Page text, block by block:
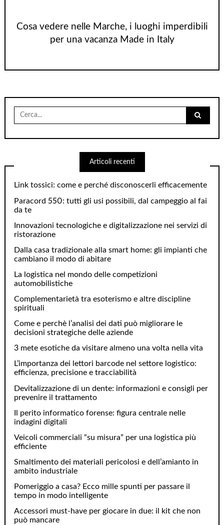
Cosa vedere nelle Marche, i luoghi imperdibili
per una vacanza Made in Italy
Cerca
per:
Articoli recenti
Link tossici: come e perché disconoscerli efficacemente
Paracord 550: tutti gli usi possibili, dal campeggio al fai
da te
Innovazioni tecnologiche e digitalizzazione nei servizi di
ristorazione
Dalla casa tradizionale alla smart home: gli impianti che
cambiano il modo di abitare
La logistica nel mondo delle competizioni
automobilistiche
Complementarietà tra esoterismo e altre discipline
spirituali
Come e perchè l’analisi dei dati può migliorare le
decisioni strategiche delle aziende
3 mete esotiche da visitare almeno una volta nella vita
L’importanza dei lettori barcode nel settore logistico:
efficienza, precisione e tracciabilità
Devitalizzazione di un dente: informazioni e consigli per
prevenire il trattamento
Il perito informatico forense: figura centrale nelle
indagini digitali
Veicoli commerciali “su misura” per una logistica più
efficiente
Smaltimento dei materiali pericolosi e dell’amianto in
ambito industriale
Pomeriggio a casa? Ecco mille spunti per passare il
tempo in modo intelligente
Accessori must-have per giocare in due: il kit che non
può mancare